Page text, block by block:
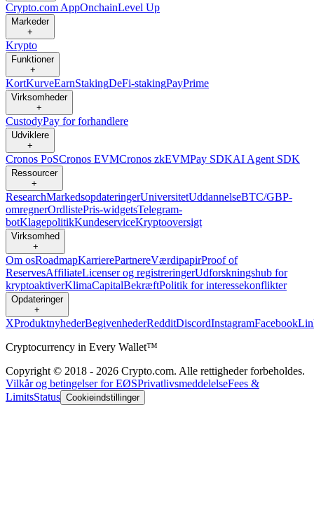
Crypto.com AppOnchainLevel Up
Markeder
+
Krypto
Funktioner
+
KortKurveEarnStakingDeFi-stakingPayPrime
Virksomheder
+
CustodyPay for forhandlere
Udviklere
+
Cronos PoSCronos EVMCronos zkEVMPay SDKAI Agent SDK
Ressourcer
+
ResearchMarkedsopdateringerUniversitetUddannelseBTC/GBP-
omregnerOrdlistePris-widgetsTelegram-
botKlagepolitikKundeserviceKryptooversigt
Virksomhed
+
Om osRoadmapKarrierePartnereVærdipapirProof of
ReservesAffiliateLicenser og registreringerUdforskningshub for
kryptoaktiverKlimaCapitalBekræftPolitik for interessekonflikter
Opdateringer
+
XProduktnyhederBegivenhederRedditDiscordInstagramFacebook
Cryptocurrency in Every Wallet™
Copyright © 2018 - 2026 Crypto.com. Alle rettigheder forbeholdes.
Vilkår og betingelser for EØSPrivatlivsmeddelelseFees &
LimitsStatus Cookieindstillinger